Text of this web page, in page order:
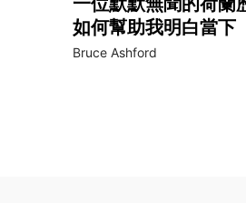
如何幫助我明白當下
Bruce Ashford